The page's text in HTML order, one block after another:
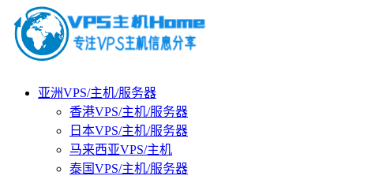
亚洲VPS/主机/服务器
香港VPS/主机/服务器
日本VPS/主机/服务器
马来西亚VPS/主机
泰国VPS/主机/服务器